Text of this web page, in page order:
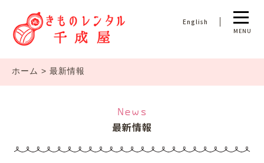
English
MENU
ホーム > 最新情報
News
最新情報